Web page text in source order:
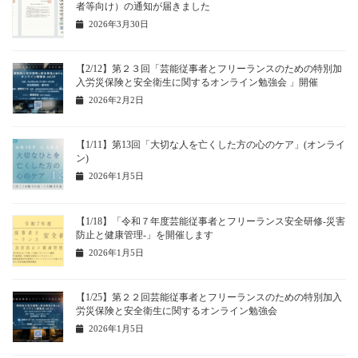
者等向け）の通知が届きました
2026年3月30日
【2/12】第２３回「芸能従事者とフリーランスのための特別加
入労災保険と安全衛生に関するオンライン勉強会 」開催
2026年2月2日
【1/11】第13回「大切な人を亡くした方の心のケア」(オンライ
ン)
2026年1月5日
【1/18】「令和７年度芸能従事者とフリーランス安全研修-災害
防止と健康管理-」を開催します
2026年1月5日
【1/25】第２２回芸能従事者とフリーランスのための特別加入
労災保険と安全衛生に関するオンライン勉強会
2026年1月5日